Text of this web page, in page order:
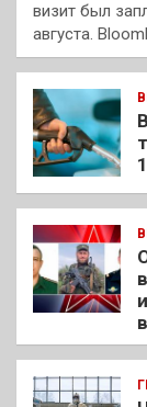
визит был
августа.